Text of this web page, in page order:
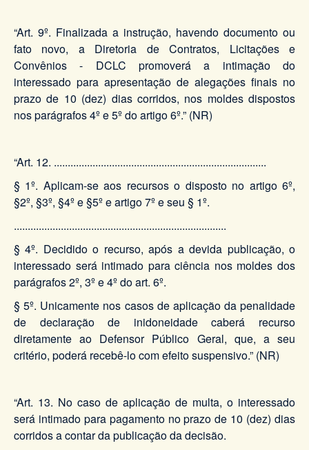
“Art. 9º. Finalizada a instrução, havendo documento ou
fato novo, a Diretoria de Contratos, Licitações e
Convênios - DCLC promoverá a intimação do
interessado para apresentação de alegações finais no
prazo de 10 (dez) dias corridos, nos moldes dispostos
nos parágrafos 4º e 5º do artigo 6º.” (NR)
“Art. 12. .............................................................................
§ 1º. Aplicam-se aos recursos o disposto no artigo 6º,
§2º, §3º, §4º e §5º e artigo 7º e seu § 1º.
.............................................................................
§ 4º. Decidido o recurso, após a devida publicação, o
interessado será intimado para ciência nos moldes dos
parágrafos 2º, 3º e 4º do art. 6º.
§ 5º. Unicamente nos casos de aplicação da penalidade
de declaração de inidoneidade caberá recurso
diretamente ao Defensor Público Geral, que, a seu
critério, poderá recebê-lo com efeito suspensivo.” (NR)
“Art. 13. No caso de aplicação de multa, o interessado
será intimado para pagamento no prazo de 10 (dez) dias
corridos a contar da publicação da decisão.